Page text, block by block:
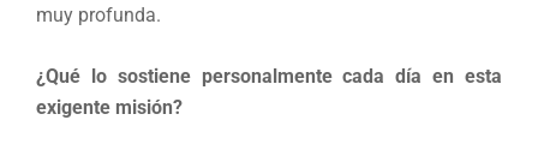
muy profunda.
¿Qué lo sostiene personalmente cada día en esta
exigente misión?